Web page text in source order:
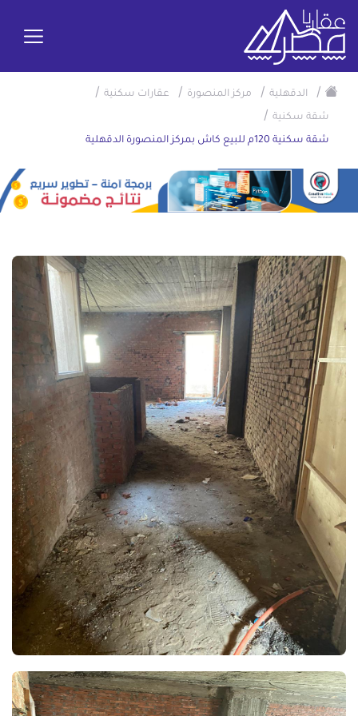
/ الدقهلية / مركز المنصورة / عقارات سكنية /
شقة سكنية /
شقة سكنية 120م للبيع كاش بمركز المنصورة الدقهلية